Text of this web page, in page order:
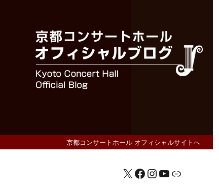
京都コンサートホール オフィシャルサイトへ
X Facebook
Instagram
YouTube
公式HP